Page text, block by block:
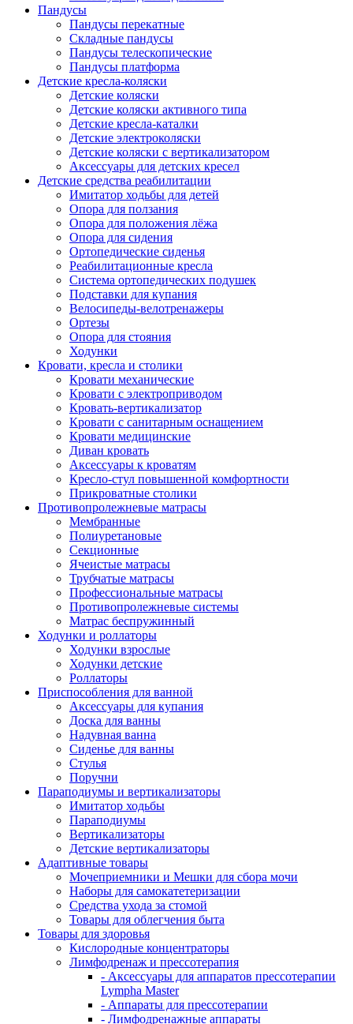
Пандусы
Пандусы перекатные
Складные пандусы
Пандусы телескопические
Пандусы платформа
Детские кресла-коляски
Детские коляски
Детские коляски активного типа
Детские кресла-каталки
Детские электроколяски
Детские коляски с вертикализатором
Аксессуары для детских кресел
Детские средства реабилитации
Имитатор ходьбы для детей
Опора для ползания
Опора для положения лёжа
Опора для сидения
Ортопедические сиденья
Реабилитационные кресла
Система ортопедических подушек
Подставки для купания
Велосипеды-велотренажеры
Ортезы
Опора для стояния
Ходунки
Кровати, кресла и столики
Кровати механические
Кровати с электроприводом
Кровать-вертикализатор
Кровати с санитарным оснащением
Кровати медицинские
Диван кровать
Аксессуары к кроватям
Кресло-стул повышенной комфортности
Прикроватные столики
Противопролежневые матрасы
Мембранные
Полиуретановые
Секционные
Ячеистые матрасы
Трубчатые матрасы
Профессиональные матрасы
Противопролежневые системы
Матрас беспружинный
Ходунки и роллаторы
Ходунки взрослые
Ходунки детские
Роллаторы
Приспособления для ванной
Аксессуары для купания
Доска для ванны
Надувная ванна
Сиденье для ванны
Стулья
Поручни
Параподиумы и вертикализаторы
Имитатор ходьбы
Параподиумы
Вертикализаторы
Детские вертикализаторы
Адаптивные товары
Мочеприемники и Мешки для сбора мочи
Наборы для самокатетеризации
Средства ухода за стомой
Товары для облегчения быта
Товары для здоровья
Кислородные концентраторы
Лимфодренаж и прессотерапия
- Аксессуары для аппаратов прессотерапии
Lympha Master
- Аппараты для прессотерапии
- Лимфодренажные аппараты